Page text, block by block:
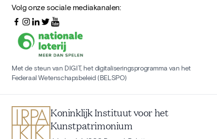
Volg onze sociale mediakanalen:
Met de steun van DIGIT, het digitaliseringsprogramma van het
Federaal Wetenschapsbeleid (BELSPO)
Koninklijk Instituut voor het
Kunstpatrimonium